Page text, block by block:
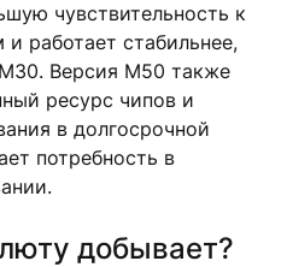
чувствительность к
работает стабильнее,
Версия M50 также
ресурс чипов и
в долгосрочной
потребность в
добывает?